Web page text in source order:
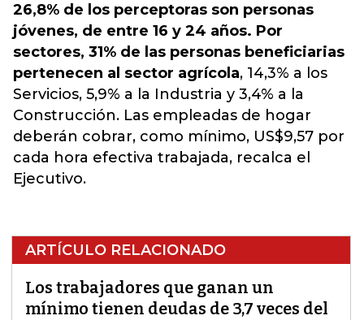
26,8% de los perceptoras son personas
jóvenes, de entre 16 y 24 años. Por
sectores, 31% de las personas beneficiarias
pertenecen al sector agrícola, 14,3% a los
Servicios, 5,9% a la Industria y 3,4% a la
Construcción. Las empleadas de hogar
deberán cobrar, como mínimo, US$9,57 por
cada hora efectiva trabajada, recalca el
Ejecutivo.
ARTÍCULO RELACIONADO
Los trabajadores que ganan un
mínimo tienen deudas de 3,7 veces del